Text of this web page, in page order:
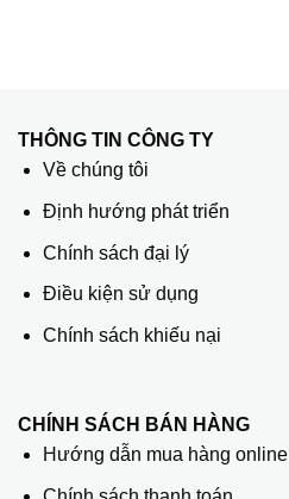
THÔNG TIN CÔNG TY
Về chúng tôi
Định hướng phát triển
Chính sách đại lý
Điều kiện sử dụng
Chính sách khiếu nại
CHÍNH SÁCH BÁN HÀNG
Hướng dẫn mua hàng online